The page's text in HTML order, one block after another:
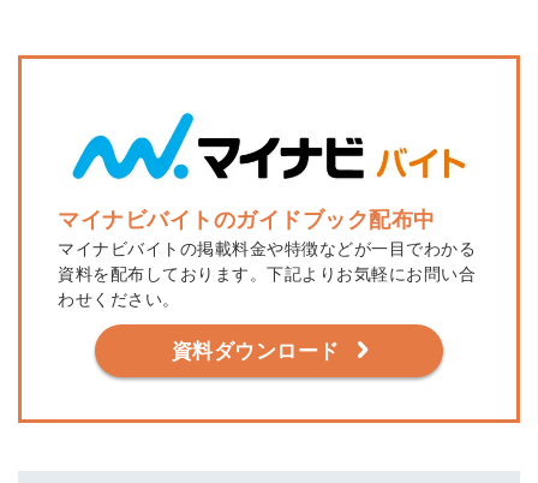
マイナビバイトのガイドブック配布中
マイナビバイトの掲載料金や特徴などが一目でわかる
資料を配布しております。下記よりお気軽にお問い合
わせください。
資料ダウンロード